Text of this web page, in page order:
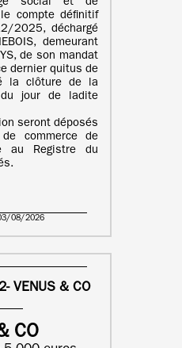
social et de
compte définitif
2025, déchargé
demeurant
de son mandat
dernier quitus de
la clôture de la
jour de ladite
seront déposés
commerce de
au Registre du
08/2026
VENUS & CO
CO